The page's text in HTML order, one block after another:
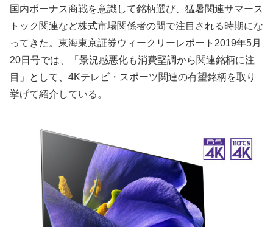
国内ボーナス商戦を意識して銘柄選び、猛暑関連サマース
トック関連など株式市場関係者の間で注目される時期にな
ってきた。東海東京証券ウィークリーレポート2019年5月
20日号では、「景況感悪化も消費堅調から関連銘柄に注
目」として、4Kテレビ・スポーツ関連の有望銘柄を取り
挙げて紹介している。